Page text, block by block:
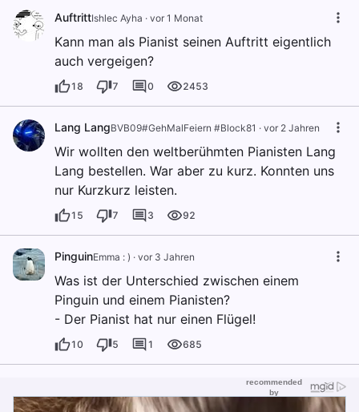
AuftrittIshlec Ayha · vor 1 Monat
Kann man als Pianist seinen Auftritt eigentlich
auch vergeigen?
18 7 0 2453
Lang LangBVB09#GehMalFeiern #Block81 · vor 2 Jahren
Wir wollten den weltberühmten Pianisten Lang
Lang bestellen. War aber zu kurz. Konnten uns
nur Kurzkurz leisten.
15 7 3 92
PinguinEmma : ) · vor 3 Jahren
Was ist der Unterschied zwischen einem
Pinguin und einem Pianisten?
- Der Pianist hat nur einen Flügel!
10 5 1 685